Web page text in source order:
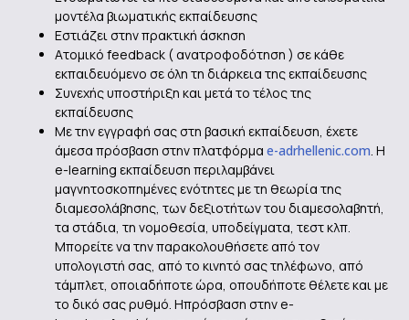
μοντέλα βιωματικής εκπαίδευσης
Εστιάζει στην πρακτική άσκηση
Ατομικό feedback ( ανατροφοδότηση ) σε κάθε
εκπαιδευόμενο σε όλη τη διάρκεια της εκπαίδευσης
Συνεχής υποστήριξη και μετά το τέλος της
εκπαίδευσης
Με την εγγραφή σας στη βασική εκπαίδευση, έχετε
άμεσα πρόσβαση στην πλατφόρμα e-adrhellenic.com. Η
e-learning εκπαίδευση περιλαμβάνει
μαγνητοσκοπημένες ενότητες με τη θεωρία της
διαμεσολάβησης, των δεξιοτήτων του διαμεσολαβητή,
τα στάδια, τη νομοθεσία, υποδείγματα, τεστ κλπ.
Μπορείτε να την παρακολουθήσετε από τον
υπολογιστή σας, από το κινητό σας τηλέφωνο, από
τάμπλετ, οποιαδήποτε ώρα, οπουδήποτε θέλετε και με
το δικό σας ρυθμό. Hπρόσβαση στην e-